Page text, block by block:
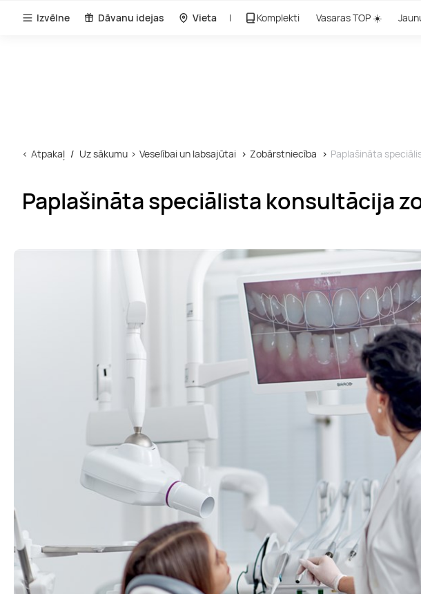
Izvēlne Dāvanu idejas Vieta Komplekti Vasaras TOP ☀️
Atpakaļ Uz sākumu Veselībai un labsajūtai Zobārstniecība Paplašināta
Paplašināta speciālista konsultācija